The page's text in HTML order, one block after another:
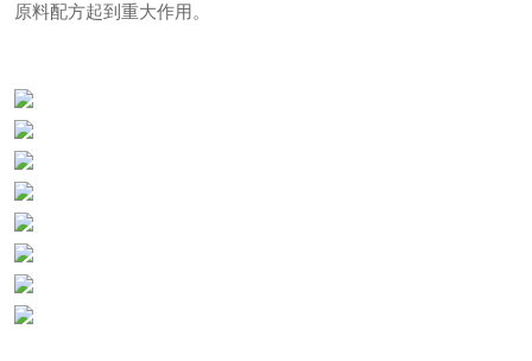
原料配方起到重大作用。